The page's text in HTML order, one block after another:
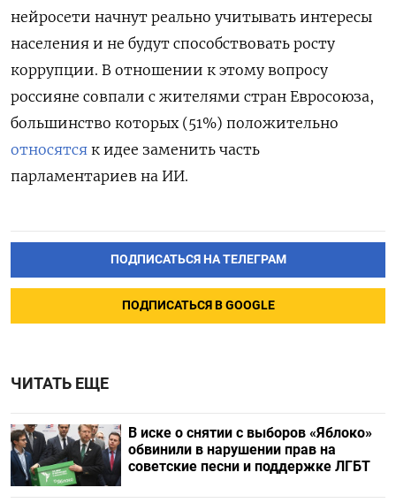
нейросети начнут реально учитывать интересы
населения и не будут способствовать росту
коррупции. В отношении к этому вопросу
россияне совпали с жителями стран Евросоюза,
большинство которых (51%) положительно
относятся к идее заменить часть
парламентариев на ИИ.
ПОДПИСАТЬСЯ НА ТЕЛЕГРАМ
ПОДПИСАТЬСЯ В GOOGLE
ЧИТАТЬ ЕЩЕ
В иске о снятии с выборов «Яблоко»
обвинили в нарушении прав на
советские песни и поддержке ЛГБТ